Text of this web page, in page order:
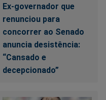
Ex-governador que
renunciou para
concorrer ao Senado
anuncia desistência:
“Cansado e
decepcionado”